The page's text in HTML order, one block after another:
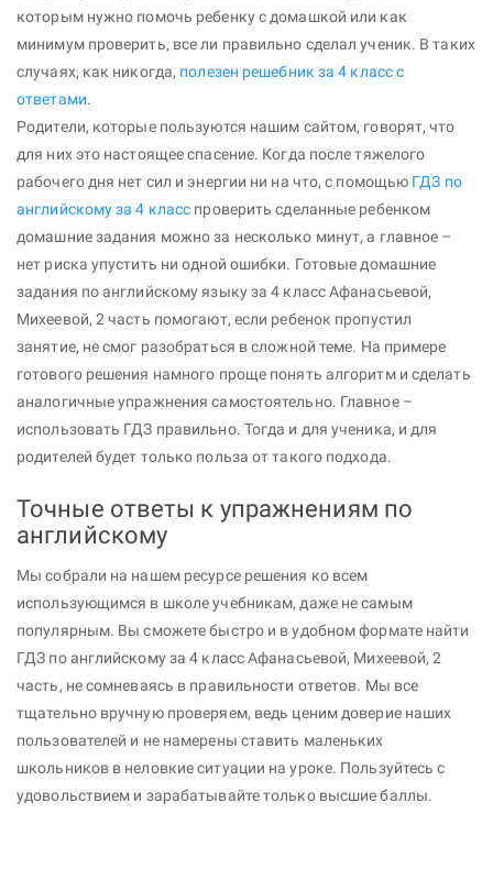
которым нужно помочь ребенку с домашкой или как
минимум проверить, все ли правильно сделал ученик. В таких
случаях, как никогда, полезен решебник за 4 класс с
ответами.
Родители, которые пользуются нашим сайтом, говорят, что
для них это настоящее спасение. Когда после тяжелого
рабочего дня нет сил и энергии ни на что, с помощью ГДЗ по
английскому за 4 класс проверить сделанные ребенком
домашние задания можно за несколько минут, а главное –
нет риска упустить ни одной ошибки. Готовые домашние
задания по английскому языку за 4 класс Афанасьевой,
Михеевой, 2 часть помогают, если ребенок пропустил
занятие, не смог разобраться в сложной теме. На примере
готового решения намного проще понять алгоритм и сделать
аналогичные упражнения самостоятельно. Главное –
использовать ГДЗ правильно. Тогда и для ученика, и для
родителей будет только польза от такого подхода.
Точные ответы к упражнениям по
английскому
Мы собрали на нашем ресурсе решения ко всем
использующимся в школе учебникам, даже не самым
популярным. Вы сможете быстро и в удобном формате найти
ГДЗ по английскому за 4 класс Афанасьевой, Михеевой, 2
часть, не сомневаясь в правильности ответов. Мы все
тщательно вручную проверяем, ведь ценим доверие наших
пользователей и не намерены ставить маленьких
школьников в неловкие ситуации на уроке. Пользуйтесь с
удовольствием и зарабатывайте только высшие баллы.